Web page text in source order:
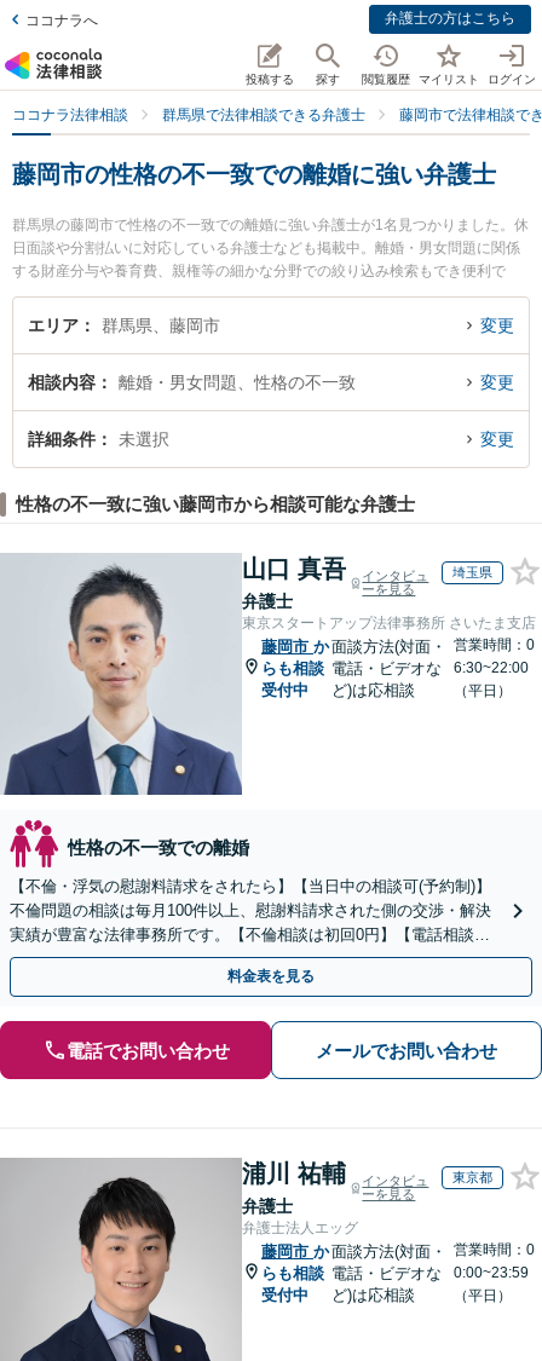
ココナラへ 弁護士の方はこちら
投稿する 探す 閲覧履歴 マイリスト ログイン
ココナラ法律相談 群馬県で法律相談できる弁護士 藤岡市で法律相談で
藤岡市の性格の不一致での離婚に強い弁護士
群馬県の藤岡市で性格の不一致での離婚に強い弁護士が1名見つかりました。休
日面談や分割払いに対応している弁護士なども掲載中。離婚・男女問題に関係
する財産分与や養育費、親権等の細かな分野での絞り込み検索もでき便利で
す。特に小林法律事務所の小林 智昭弁護士のプロフィール情報や弁護士費用、
強みなどが注目されています。『藤岡市で土日や夜間に発生した性格の不一致
格の不一致での離婚を法律相談できる藤岡市内の弁護士に相談予約したい』な
どでお困りの相談者さんにおすすめです。
エリア 群馬県、藤岡市 変更
相談内容 離婚・男女問題、性格の不一致 変更
詳細条件 未選択 変更
性格の不一致に強い藤岡市から相談可能な弁護士
山口 真吾
弁護士
インタビュ
ーを見る
埼玉県
東京スタートアップ法律事務所 さいたま支店
藤岡市 か
らも相談
受付中
面談方法(対面・
電話・ビデオな
ど)は応相談
営業時間：0
6:30~22:00
（平日）
性格の不一致での離婚
【不倫・浮気の慰謝料請求をされたら】【当日中の相談可(予約制)】
不倫問題の相談は毎月100件以上、慰謝料請求された側の交渉・解決
実績が豊富な法律事務所です。【不倫相談は初回0円】【電話相談で
ご契約まで対応可/来所不要】
料金表を見る
電話でお問い合わせ メールでお問い合わせ
浦川 祐輔
弁護士
インタビュ
ーを見る
東京都
弁護士法人エッグ
藤岡市 か
らも相談
受付中
面談方法(対面・
電話・ビデオな
ど)は応相談
営業時間：0
0:00~23:59
（平日）